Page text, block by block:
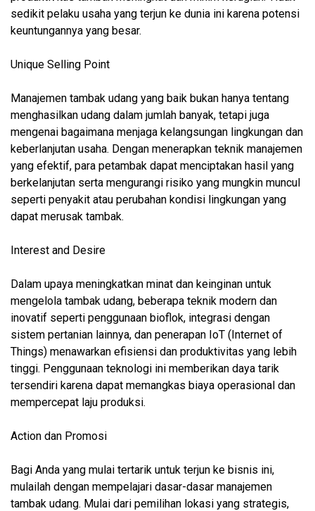
sedikit pelaku usaha yang terjun ke dunia ini karena potensi
keuntungannya yang besar.
Unique Selling Point
Manajemen tambak udang yang baik bukan hanya tentang
menghasilkan udang dalam jumlah banyak, tetapi juga
mengenai bagaimana menjaga kelangsungan lingkungan dan
keberlanjutan usaha. Dengan menerapkan teknik manajemen
yang efektif, para petambak dapat menciptakan hasil yang
berkelanjutan serta mengurangi risiko yang mungkin muncul
seperti penyakit atau perubahan kondisi lingkungan yang
dapat merusak tambak.
Interest and Desire
Dalam upaya meningkatkan minat dan keinginan untuk
mengelola tambak udang, beberapa teknik modern dan
inovatif seperti penggunaan bioflok, integrasi dengan
sistem pertanian lainnya, dan penerapan IoT (Internet of
Things) menawarkan efisiensi dan produktivitas yang lebih
tinggi. Penggunaan teknologi ini memberikan daya tarik
tersendiri karena dapat memangkas biaya operasional dan
mempercepat laju produksi.
Action dan Promosi
Bagi Anda yang mulai tertarik untuk terjun ke bisnis ini,
mulailah dengan mempelajari dasar-dasar manajemen
tambak udang. Mulai dari pemilihan lokasi yang strategis,